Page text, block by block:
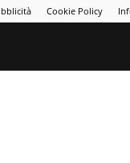
Cookie Policy